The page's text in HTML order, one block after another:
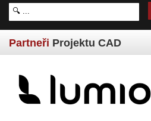
Partneři Projektu CAD